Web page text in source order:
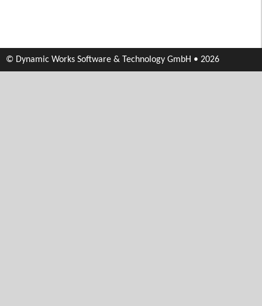
© Dynamic Works Software & Technology GmbH • 2026